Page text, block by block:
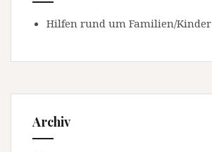
Hilfen rund um Familien/Kinder
Archiv